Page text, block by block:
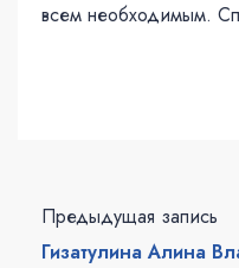
всем необходимым.
Предыдущая запись
Гизатулина Алина